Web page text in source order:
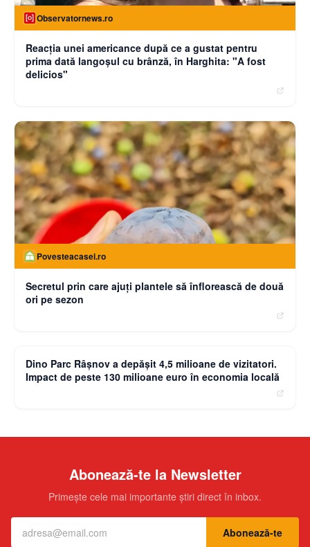
Observatornews.ro
Reacţia unei americance după ce a gustat pentru
prima dată langoşul cu brânză, în Harghita: "A fost
delicios"
Povesteacasei.ro
Secretul prin care ajuți plantele să înflorească de două
ori pe sezon
Dino Parc Râșnov a depășit 4,5 milioane de vizitatori.
Impact de peste 130 milioane euro în economia locală
Abonează-te la Newsletter
Primește cele mai importante știri direct în inbox.
Abonează-te